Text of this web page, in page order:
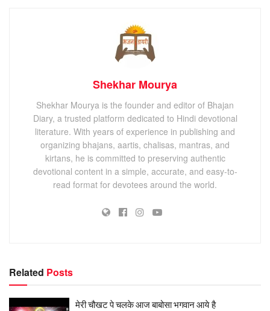
Shekhar Mourya
Shekhar Mourya is the founder and editor of Bhajan
Diary, a trusted platform dedicated to Hindi devotional
literature. With years of experience in publishing and
organizing bhajans, aartis, chalisas, mantras, and
kirtans, he is committed to preserving authentic
devotional content in a simple, accurate, and easy-to-
read format for devotees around the world.
Related Posts
मेरी चौखट पे चलके आज बाबोसा भगवान आये है